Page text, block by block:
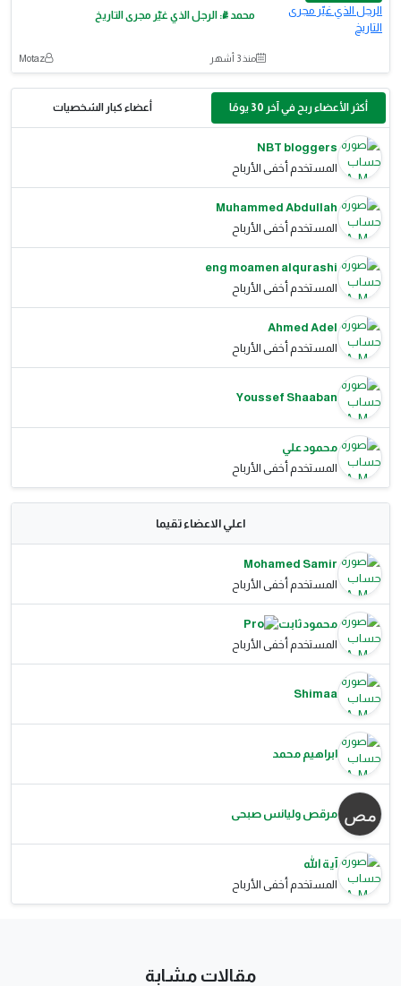
محمد ﷺ: الرجل الذي غيّر مجرى التاريخ
منذ 3 أشهر Motaz
أكثر الأعضاء ربح في آخر 30 يومًا أعضاء كبار الشخصيات
NBT bloggers
المستخدم أخفى الأرباح
Muhammed Abdullah
المستخدم أخفى الأرباح
eng moamen alqurashi
المستخدم أخفى الأرباح
Ahmed Adel
المستخدم أخفى الأرباح
Youssef Shaaban
محمود علي
المستخدم أخفى الأرباح
اعلي الاعضاء تقيما
Mohamed Samir
المستخدم أخفى الأرباح
محمود ثابت
المستخدم أخفى الأرباح
Shimaa
ابراهيم محمد
مرقص وليانس صبحى
آية الله
المستخدم أخفى الأرباح
مقالات مشابة